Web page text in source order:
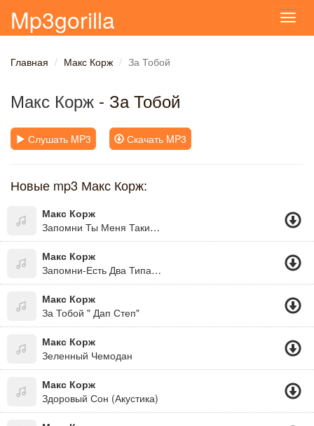
Mp3gorilla
Главная Макс Корж За Тобой
Макс Корж - За Тобой
Слушать MP3 Скачать MP3
Новые mp3 Макс Корж:
Макс Корж
Запомни Ты Меня Таким...
Макс Корж
Запомни-Есть Два Типа Людей...
Макс Корж
За Тобой " Дап Степ"
Макс Корж
Зеленный Чемодан
Макс Корж
Здоровый Сон (Акустика)